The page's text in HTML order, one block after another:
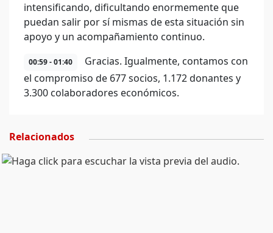
intensificando, dificultando enormemente que
puedan salir por sí mismas de esta situación sin
apoyo y un acompañamiento continuo.
00:59 - 01:40
Gracias. Igualmente, contamos con
el compromiso de 677 socios, 1.172 donantes y
3.300 colaboradores económicos.
Relacionados